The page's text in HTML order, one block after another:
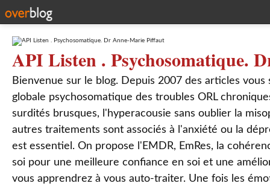
API Listen . Psychosomatique.
Bienvenue sur le blog. Depuis 2007 des articles
globale psychosomatique des troubles ORL
surdités brusques, l'hyperacousie sans oublier la
autres traitements sont associés à l'anxiété ou la
est essentiel. On propose l'EMDR, EmRes, la
soi pour une meilleure confiance en soi et une
vous apprendrez à vous auto-traiter. Une fois les